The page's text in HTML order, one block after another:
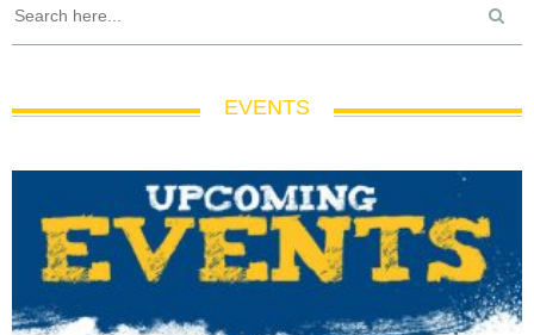
EVENTS